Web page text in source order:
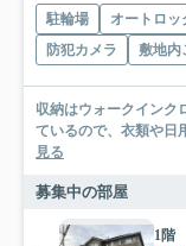
駐輪場 オートロッ
防犯カメラ
敷地内
収納はウォークインク
ているので、衣類や日
見る
募集中の部屋
1階